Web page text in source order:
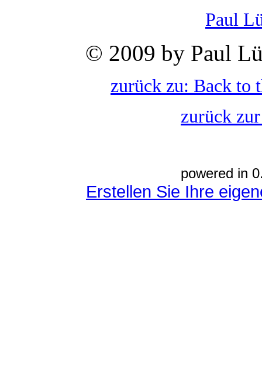
Paul
© 2009 by Paul
zurück zu: Back to
zurück
powered in
Erstellen Sie Ihre